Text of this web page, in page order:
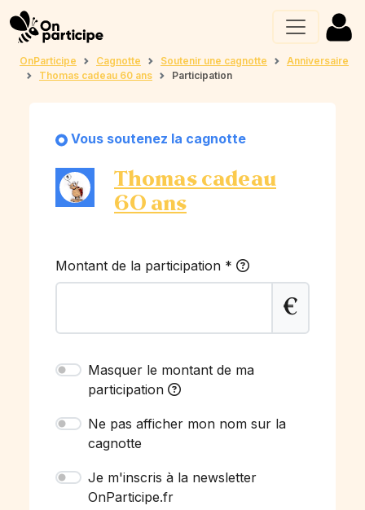
OnParticipe Cagnotte Soutenir une cagnotte
Anniversaire
Thomas cadeau 60 ans
Participation
Vous soutenez la cagnotte
Thomas cadeau
60 ans
Montant de la participation *
€
Masquer le montant de ma
participation
Ne pas afficher mon nom sur la
cagnotte
Je m'inscris à la newsletter
OnParticipe.fr